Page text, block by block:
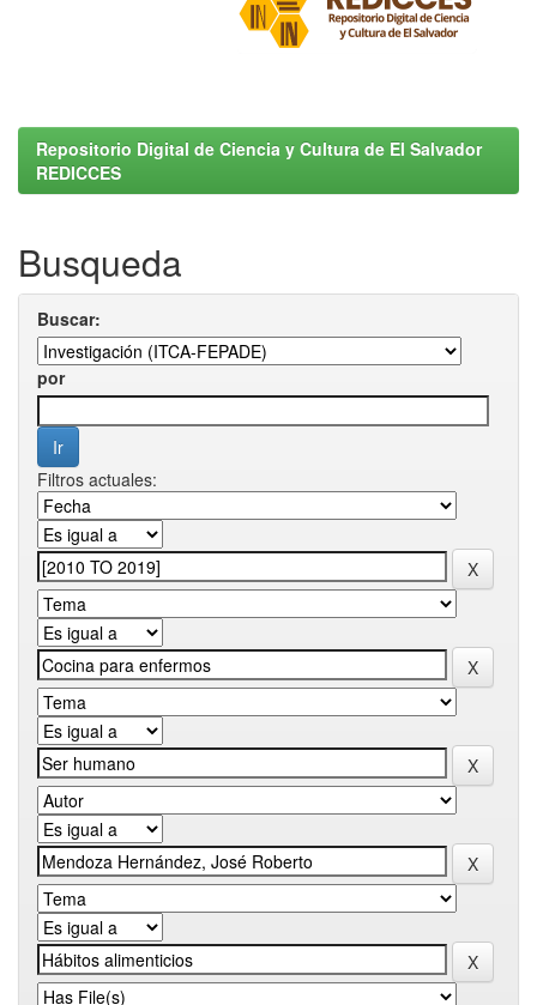
Repositorio Digital de Ciencia y Cultura de El Salvador
REDICCES
Busqueda
Buscar:
por
Filtros actuales: